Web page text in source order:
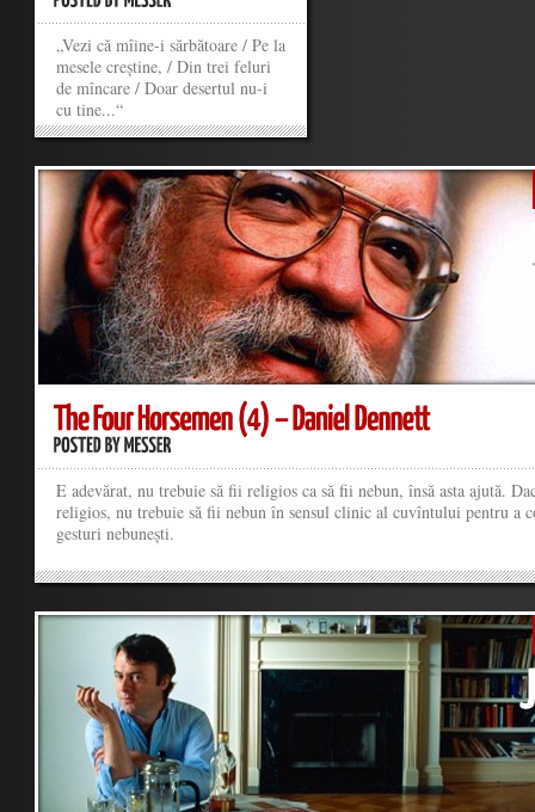
„Vezi că mîine-i sărbătoare / Pe la
mesele creștine, / Din trei feluri
de mîncare / Doar desertul nu-i
cu tine...“
»»
E adevărat, nu trebuie să fii religios ca să fii nebun, însă asta ajută.
religios, nu trebuie să fii nebun în sensul clinic al cuvîntului pentru a
gesturi nebunești.